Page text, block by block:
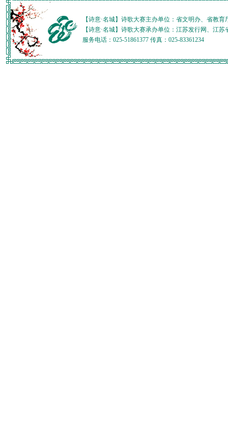
【诗意·名城】诗歌大赛主办单位：省文明办、省教
【诗意·名城】诗歌大赛承办单位：江苏发行网、江
服务电话：025-51861377 传真：025-83361234